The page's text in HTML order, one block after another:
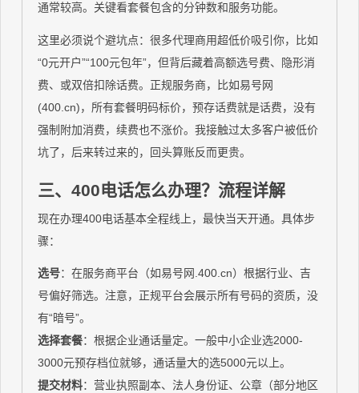
通常较高。关键看套餐包含的分钟数和服务功能。
这里必须说个避坑点：很多代理商用超低价吸引你，比如
“0元开户”“100元包年”，但背后藏着高额选号费、隐形消
费、或双倍扣除话费。正规服务商，比如易号网
(400.cn)，所有套餐明码标价，预存话费就是话费，没有
强制附加消费，续费也不涨价。我接触过太多客户被低价
坑了，后来转过来的，回头算账反而更贵。
三、400电话怎么办理？流程详解
现在办理400电话基本全程线上，最快当天开通。具体步
骤：
选号：在服务商平台（如易号网.400.cn）根据行业、吉
号偏好筛选。注意，正规平台会展示所有号码的资质，没
有“暗号”。
选择套餐：根据企业通话量定。一般中小企业选2000-
3000元预存档位就够，通话量大的选5000元以上。
提交材料：营业执照副本、法人身份证、公章（部分地区